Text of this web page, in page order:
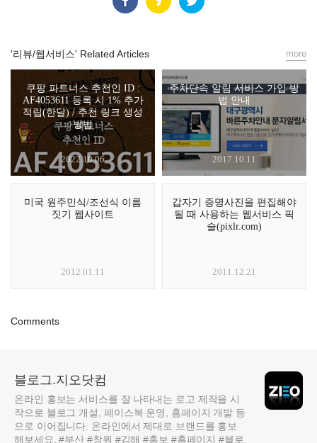
'리뷰/웹서비스' Related Articles
쿠팡 파트너스 추천인 ID :
AF4053611 등록 시 1% 추가
적립(한달) / 추천 링크 생성
방법
2022.10.06
주차단속 알림 서비스 가입 방
법 안내
2017.10.11
미국 원주민식/조선식 이름
짓기 웹사이트
2012.01.11
갑자기 증명사진을 편집해야
될 때 사용하는 웹서비스 픽
슬(pixlr.com)
2011.12.21
more
Comments
블로그.지오닷컴
온라인 홍보는 서비스를 잘 나타내는 로고 제작을 시
작으로 블로그 개설, 페이스북 운영, 홈페이지 개발 등
으로 이어집니다. 온라인에서 제대로 브랜드를 홍보
해보세요. #부산 #창원 #김해 #홍보 #홈페이지 #블로